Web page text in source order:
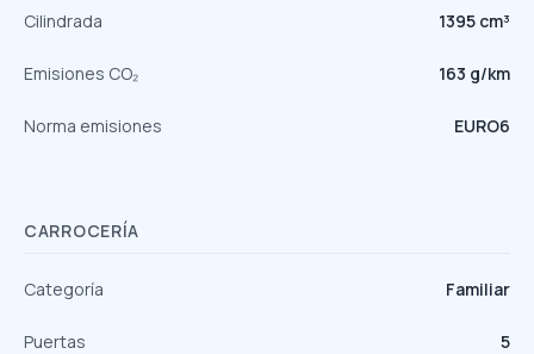
Cilindrada 1395 cm³
Emisiones CO₂ 163 g/km
Norma emisiones EURO6
CARROCERÍA
Categoría Familiar
Puertas 5